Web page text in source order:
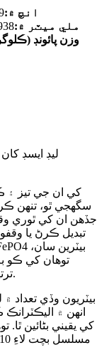
ماپ (L × W × H) انچ ۾:
ماپ (L×W×H) ملي ميٽر ۾:938 × 798 × 778
وزن پائونڊ
ليڊ ايسڊ
سگهجي ٿو، تنهن
جڏهن ان کي ٿوري
تبديل ڪرڻ يا
توهان کي ڪو
ترتيب هٿ ڪرڻ کان نجات حاصل ڪري سگهو ٿا.
بيٽريون وڏي
انهن ۾
کي يقيني بڻائين ٿا.